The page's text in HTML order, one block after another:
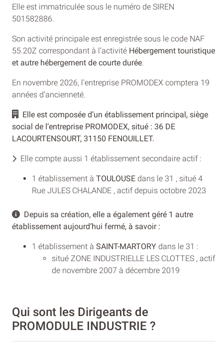
Elle est immatriculée sous le numéro de SIREN
501582886.
Son activité principale est enregistrée sous le code NAF
55.20Z correspondant à l’activité Hébergement touristique
et autre hébergement de courte durée
En novembre 2026, l'entreprise PROMODEX comptera 19
années d’ancienneté.
Elle est composée d’un établissement principal, siège
social de l’entreprise PROMODEX, situé : 36 DE
LACOURTENSOURT, 31150 FENOUILLET.
Elle compte aussi 1 établissement secondaire actif :
1 établissement à TOULOUSE dans le 31 , situé 4
Rue JULES CHALANDE , actif depuis octobre 2023
Depuis sa création, elle a également géré 1 autre
établissement aujourd’hui fermé, à savoir :
1 établissement à SAINT-MARTORY dans le 31 :
situé ZONE INDUSTRIELLE LES CLOTTES , actif
de novembre 2007 à décembre 2019
Qui sont les Dirigeants de
PROMODULE INDUSTRIE ?